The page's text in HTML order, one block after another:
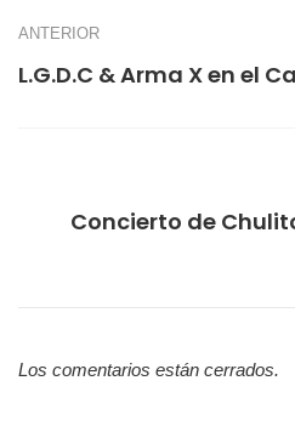
ANTERIOR
L.G.D.C & Arma X en el
Concierto de
Los comentarios están cerrados.